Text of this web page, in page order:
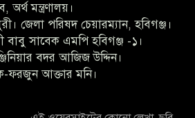
অর্থ মন্ত্রণালয়।
জেলা পরিষদ চেয়ারম্যান, হবিগঞ্জ।
সাবেক এমপি হবিগঞ্জ -১।
বদর আজিজ উদ্দিন।
ফরজুন আক্তার মনি।